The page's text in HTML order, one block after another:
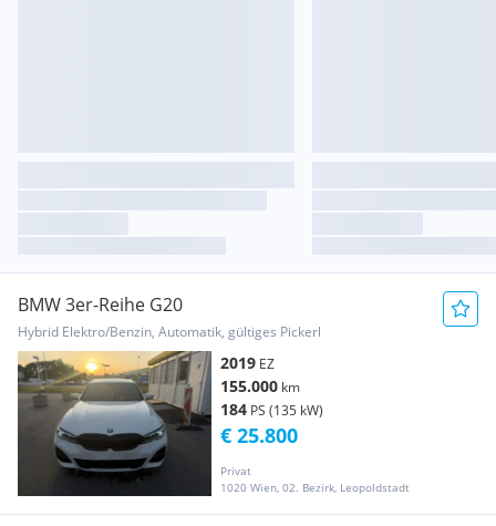
BMW 3er-Reihe G20
Hybrid Elektro/Benzin, Automatik, gültiges Pickerl
2019 EZ
155.000 km
184 PS (135 kW)
Privat
1020 Wien, 02. Bezirk, Leopoldstadt
€ 25.800